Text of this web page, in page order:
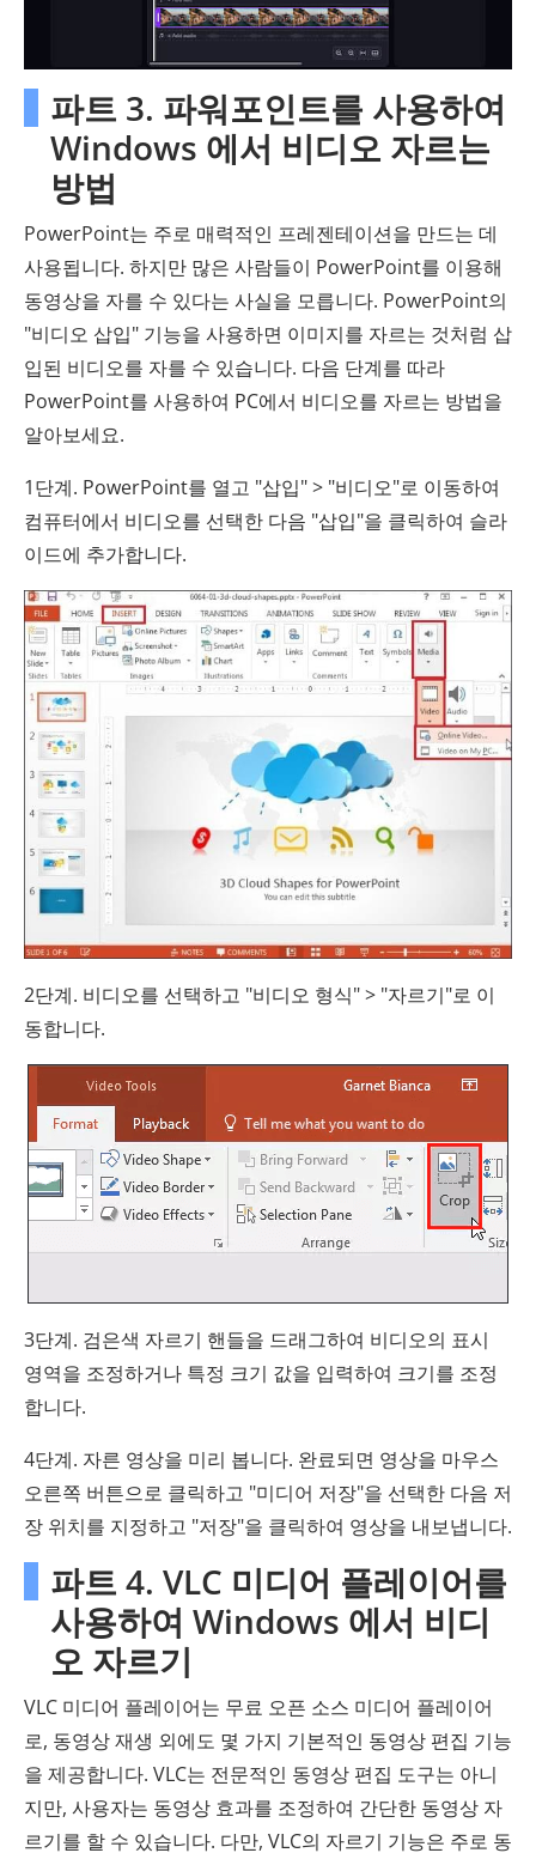
파트 3. 파워포인트를 사용하여
Windows 에서 비디오 자르는
방법
PowerPoint는 주로 매력적인 프레젠테이션을 만드는 데
사용됩니다. 하지만 많은 사람들이 PowerPoint를 이용해
동영상을 자를 수 있다는 사실을 모릅니다. PowerPoint의
"비디오 삽입" 기능을 사용하면 이미지를 자르는 것처럼 삽
입된 비디오를 자를 수 있습니다. 다음 단계를 따라
PowerPoint를 사용하여 PC에서 비디오를 자르는 방법을
알아보세요.
1단계. PowerPoint를 열고 "삽입" > "비디오"로 이동하여
컴퓨터에서 비디오를 선택한 다음 "삽입"을 클릭하여 슬라
이드에 추가합니다.
2단계. 비디오를 선택하고 "비디오 형식" > "자르기"로 이
동합니다.
3단계. 검은색 자르기 핸들을 드래그하여 비디오의 표시
영역을 조정하거나 특정 크기 값을 입력하여 크기를 조정
합니다.
4단계. 자른 영상을 미리 봅니다. 완료되면 영상을 마우스
오른쪽 버튼으로 클릭하고 "미디어 저장"을 선택한 다음 저
장 위치를 ​​지정하고 "저장"을 클릭하여 영상을 내보냅니다.
파트 4. VLC 미디어 플레이어를
사용하여 Windows 에서 비디
오 자르기
VLC 미디어 플레이어는 무료 오픈 소스 미디어 플레이어
로, 동영상 재생 외에도 몇 가지 기본적인 동영상 편집 기능
을 제공합니다. VLC는 전문적인 동영상 편집 도구는 아니
지만, 사용자는 동영상 효과를 조정하여 간단한 동영상 자
르기를 할 수 있습니다. 다만, VLC의 자르기 기능은 주로 동